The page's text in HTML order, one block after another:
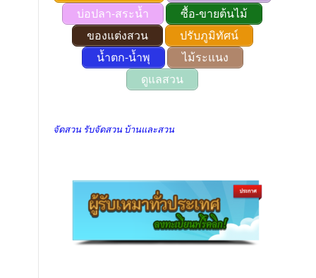
บ่อปลา-สระน้ำ
ซื้อ-ขายต้นไม้
ของแต่งสวน
ปรับภูมิทัศน์
น้ำตก-น้ำพุ
ไม้ระแนง
ดูแลสวน
จัดสวน รับจัดสวน บ้านและสวน